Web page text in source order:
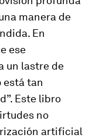
manera de
En
ese
un lastre de
tan
Este libro
no
artificial